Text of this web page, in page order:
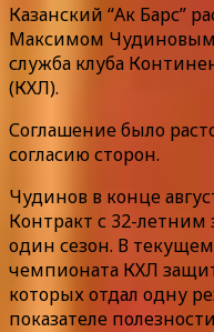
Казанский “Ак Барс”
Максимом
служба клуба
(КХЛ).
Соглашение было
согласию сторон.
Чудинов в конце
Контракт с 32-
один сезон. В
чемпионата КХЛ
которых отдал одну
показателе полезности